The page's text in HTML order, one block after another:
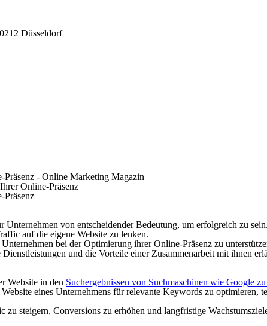
Düsseldorf
Präsenz - Online Marketing Magazin
Online-Präsenz
Präsenz
von entscheidender Bedeutung, um erfolgreich zu
auf die eigene Website zu lenken.
bei der Optimierung ihrer Online-Präsenz zu
und die Vorteile einer Zusammenarbeit mit ihnen
Website in den Suchergebnissen von Suchmaschinen wie Google zu
eines Unternehmens für relevante Keywords zu
steigern, Conversions zu erhöhen und langfristige